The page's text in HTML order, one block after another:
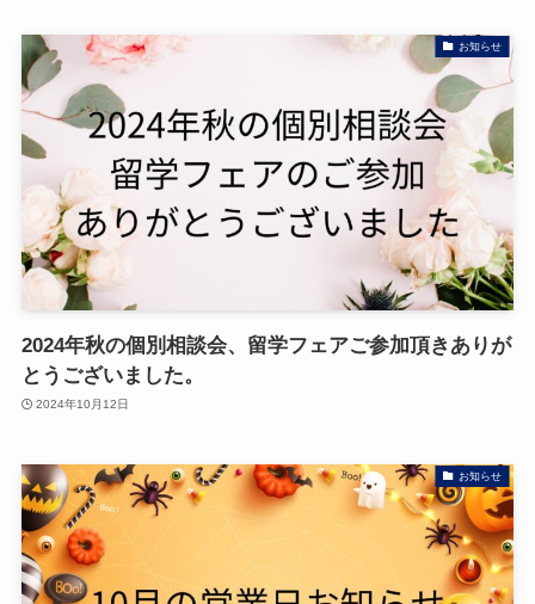
お知らせ
2024年秋の個別相談会、留学フェアご参加頂きありが
とうございました。
2024年10月12日
お知らせ